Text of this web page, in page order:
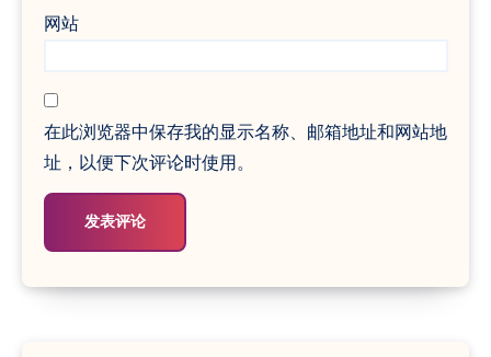
网站
在此浏览器中保存我的显示名称、邮箱地址和网站地
址，以便下次评论时使用。